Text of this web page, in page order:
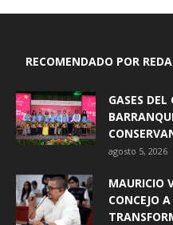
RECOMENDADO POR
GASES DEL
agosto 5, 2026
MAURICIO
CONCEJO